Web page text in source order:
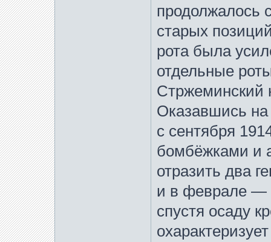
продолжалось
старых
рота была
отдельные
Стржеминский
Оказавшись
с сентября
бомбёжками и
отразить два
и в феврале —
спустя осаду